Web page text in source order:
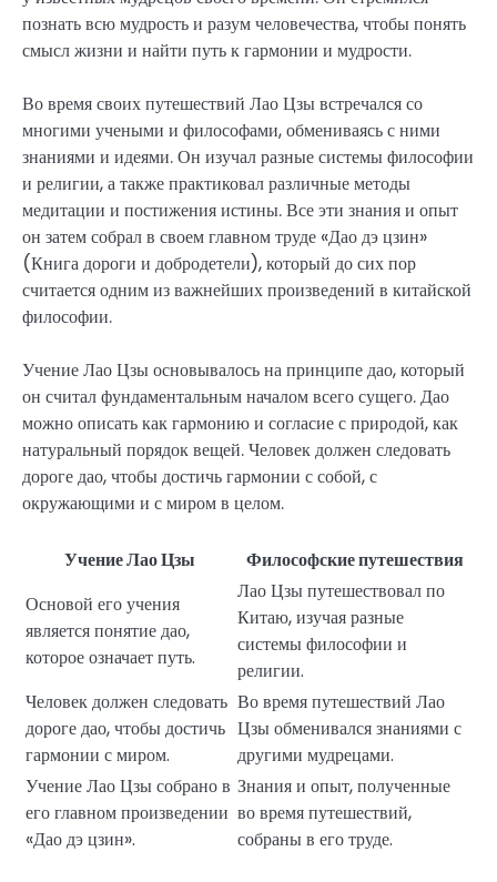
познать всю мудрость и разум человечества, чтобы понять
смысл жизни и найти путь к гармонии и мудрости.
Во время своих путешествий Лао Цзы встречался со
многими учеными и философами, обмениваясь с ними
знаниями и идеями. Он изучал разные системы философии
и религии, а также практиковал различные методы
медитации и постижения истины. Все эти знания и опыт
он затем собрал в своем главном труде «Дао дэ цзин»
(Книга дороги и добродетели), который до сих пор
считается одним из важнейших произведений в китайской
философии.
Учение Лао Цзы основывалось на принципе дао, который
он считал фундаментальным началом всего сущего. Дао
можно описать как гармонию и согласие с природой, как
натуральный порядок вещей. Человек должен следовать
дороге дао, чтобы достичь гармонии с собой, с
окружающими и с миром в целом.
Учение Лао Цзы
Философские путешествия
Основой его учения
является понятие дао,
которое означает путь.
Лао Цзы путешествовал по
Китаю, изучая разные
системы философии и
религии.
Человек должен следовать
дороге дао, чтобы достичь
гармонии с миром.
Во время путешествий Лао
Цзы обменивался знаниями с
другими мудрецами.
Учение Лао Цзы собрано в
его главном произведении
«Дао дэ цзин».
Знания и опыт, полученные
во время путешествий,
собраны в его труде.